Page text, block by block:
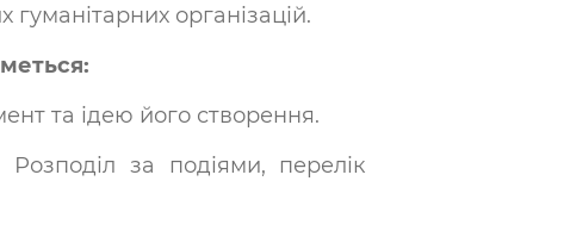
гуманітарних організацій.
та ідею його створення.
за подіями, перелік